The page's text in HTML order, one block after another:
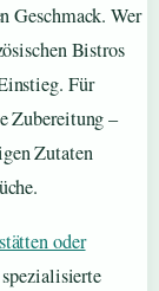
Geschmack. Wer
Bistros
Für
Zubereitung –
Zutaten
oder